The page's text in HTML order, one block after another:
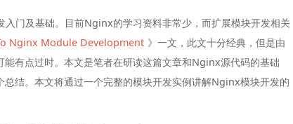
门及基础。目前Nginx的学习资料非常少，而扩展模块开发相关
Nginx Module Development 》一文，此文十分经典，但是由
有点过时。本文是笔者在研读这篇文章和Nginx源代码的基础
结。本文将通过一个完整的模块开发实例讲解Nginx模块开发的